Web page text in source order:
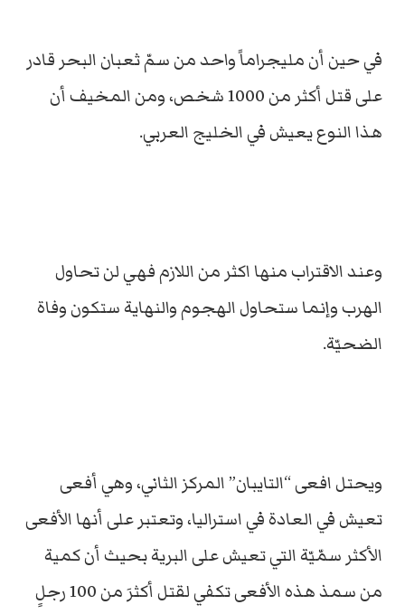
في حين أن مليجراماً واحد من سمّ ثعبان البحر قادر
على قتل أكثر من 1000 شخص، ومن المخيف أن
هذا النوع يعيش في الخليج العربي.
وعند الاقتراب منها اكثر من اللازم فهي لن تحاول
الهرب وإنما ستحاول الهجوم والنهاية ستكون وفاة
الضحيّة.
ويحتل افعى “التايبان” المركز الثاني، وهي أفعى
تعيش في العادة في استراليا، وتعتبر على أنها الأفعى
الأكثر سمّيّة التي تعيش على البرية بحيث أن كمية
من سمذ هذه الأفعى تكفي لقتل أكثرَ من 100 رجلٍ